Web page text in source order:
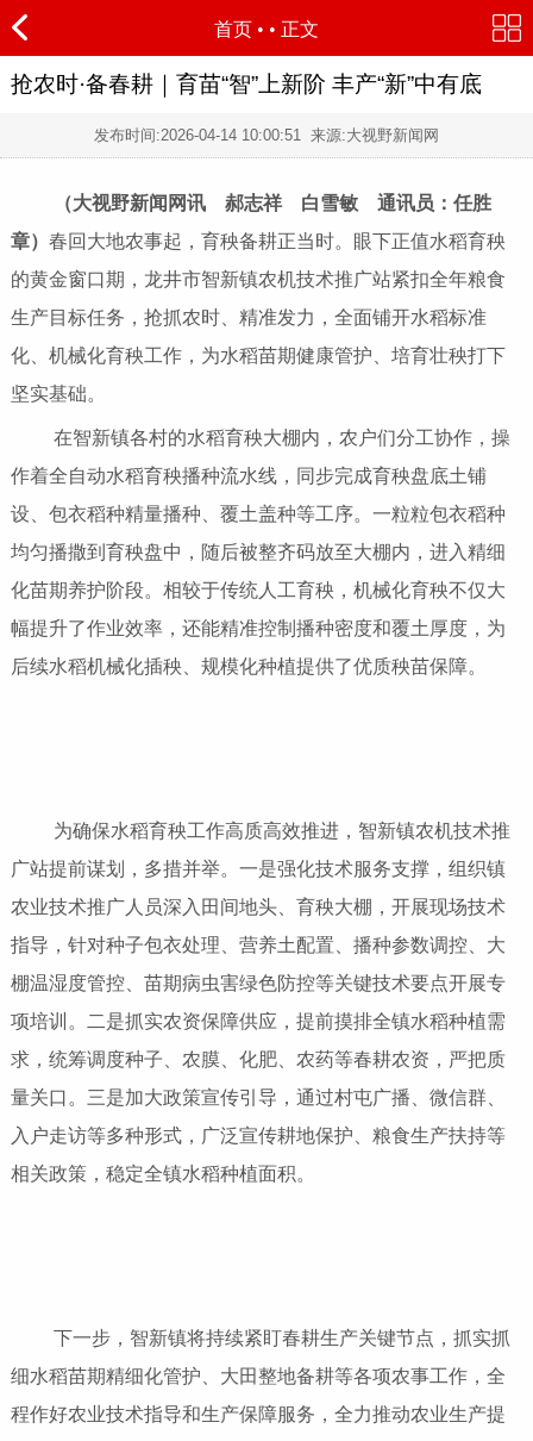
首页 • • 正文
抢农时·备春耕｜育苗“智”上新阶 丰产“新”中有底
发布时间:2026-04-14 10:00:51 来源:大视野新闻网
（大视野新闻网讯 郝志祥 白雪敏 通讯员：任胜
章） 春回大地农事起，育秧备耕正当时。眼下正值水稻育秧
的黄金窗口期，龙井市智新镇农机技术推广站紧扣全年粮食
生产目标任务，抢抓农时、精准发力，全面铺开水稻标准
化、机械化育秧工作，为水稻苗期健康管护、培育壮秧打下
坚实基础。
在智新镇各村的水稻育秧大棚内，农户们分工协作，操
作着全自动水稻育秧播种流水线，同步完成育秧盘底土铺
设、包衣稻种精量播种、覆土盖种等工序。一粒粒包衣稻种
均匀播撒到育秧盘中，随后被整齐码放至大棚内，进入精细
化苗期养护阶段。相较于传统人工育秧，机械化育秧不仅大
幅提升了作业效率，还能精准控制播种密度和覆土厚度，为
后续水稻机械化插秧、规模化种植提供了优质秧苗保障。
为确保水稻育秧工作高质高效推进，智新镇农机技术推
广站提前谋划，多措并举。一是强化技术服务支撑，组织镇
农业技术推广人员深入田间地头、育秧大棚，开展现场技术
指导，针对种子包衣处理、营养土配置、播种参数调控、大
棚温湿度管控、苗期病虫害绿色防控等关键技术要点开展专
项培训。二是抓实农资保障供应，提前摸排全镇水稻种植需
求，统筹调度种子、农膜、化肥、农药等春耕农资，严把质
量关口。三是加大政策宣传引导，通过村屯广播、微信群、
入户走访等多种形式，广泛宣传耕地保护、粮食生产扶持等
相关政策，稳定全镇水稻种植面积。
下一步，智新镇将持续紧盯春耕生产关键节点，抓实抓
细水稻苗期精细化管护、大田整地备耕等各项农事工作，全
程作好农业技术指导和生产保障服务，全力推动农业生产提